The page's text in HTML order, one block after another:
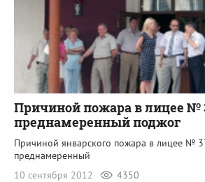
Причиной пожара в лицее №
преднамеренный поджог
Причиной январского пожара в лицее №
преднамеренный
10 сентября 2012
4350